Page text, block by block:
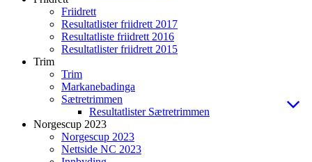
Friidrett
Resultatlister friidrett 2017
Resultatliste friidrett 2016
Resultatlister friidrett 2015
Trim
Trim
Markanebadinga
Sætretrimmen
Resultatlister Sætretrimmen
Norgescup 2023
Norgescup 2023
Nettside NC 2023